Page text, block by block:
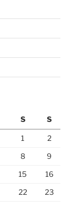
S S
1 2
8 9
15 16
22 23